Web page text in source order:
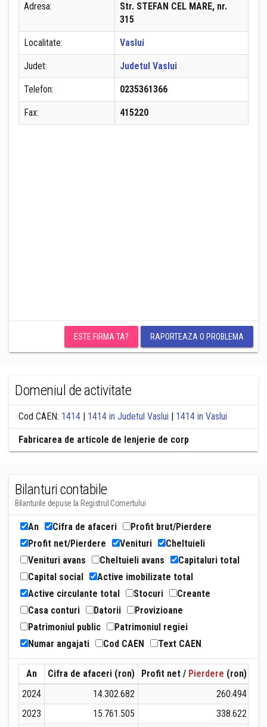
Adresa:
Str. STEFAN CEL MARE, nr.
315
Localitate: Vaslui
Judet: Judetul Vaslui
Telefon: 0235361366
Fax: 415220
ESTE FIRMA TA? RAPORTEAZA O PROBLEMA
Domeniul de activitate
Cod CAEN: 1414 | 1414 in Judetul Vaslui | 1414 in Vaslui
Fabricarea de articole de lenjerie de corp
Bilanturi contabile
Bilanturile depuse la Registrul Comertului
An Cifra de afaceri
Profit brut/Pierdere
Profit net/Pierdere
Venituri
Cheltuieli
Venituri avans
Cheltuieli avans
Capitaluri total
Capital social
Active imobilizate total
Active circulante total
Stocuri
Creante
Casa conturi
Datorii
Provizioane
Patrimoniul public
Patrimoniul regiei
Numar angajati
Cod CAEN Text CAEN
An Cifra de afaceri (ron) Profit net / Pierdere (ron)
2024
14.302.682 260.494
2023
15.761.505 338.622